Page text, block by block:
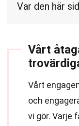
Var den här
Vårt
Vårt
och
vi gör. Varje